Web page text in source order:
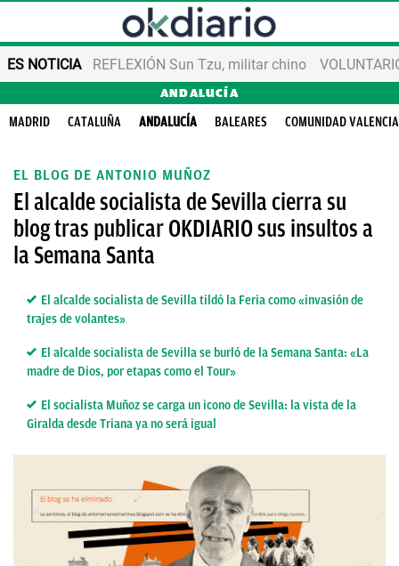
ES NOTICIA REFLEXIÓN Sun Tzu, militar chino
ANDALUCÍA
MADRID CATALUÑA ANDALUCÍA BALEARES COMUNIDAD
EL BLOG DE ANTONIO MUÑOZ
El alcalde socialista de Sevilla cierra su
blog tras publicar OKDIARIO sus insultos a
la Semana Santa
El alcalde socialista de Sevilla tildó la Feria como «invasión de
trajes de volantes»
El alcalde socialista de Sevilla se burló de la Semana Santa: «La
madre de Dios, por etapas como el Tour»
El socialista Muñoz se carga un icono de Sevilla: la vista de la
Giralda desde Triana ya no será igual